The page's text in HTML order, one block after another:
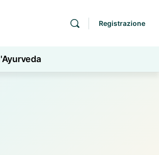
Registrazione